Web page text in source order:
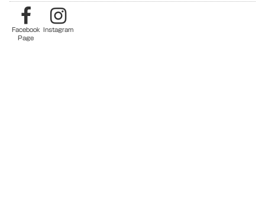
Facebook
Page
Instagram